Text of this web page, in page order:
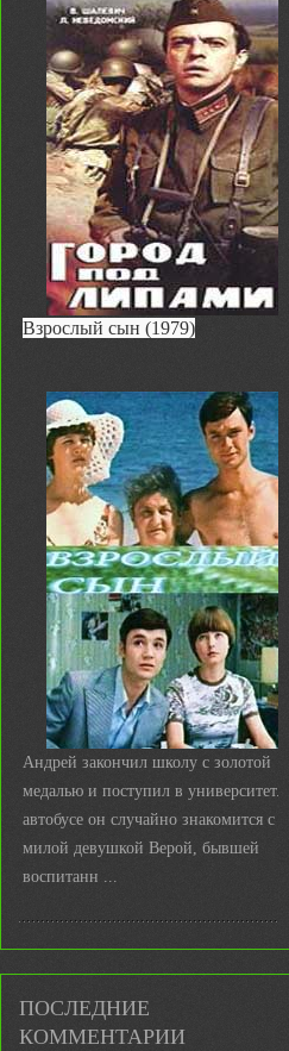
Взрослый сын (1979)
Андрей закончил школу с золотой
медалью и поступил в университет. В
автобусе он случайно знакомится с
милой девушкой Верой, бывшей
воспитанн ...
ПОСЛЕДНИЕ
КОММЕНТАРИИ